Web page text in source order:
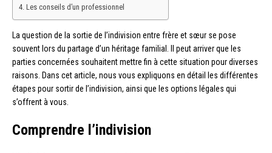
Les conseils d’un professionnel
La question de la sortie de l’indivision entre frère et sœur se pose
souvent lors du partage d’un héritage familial. Il peut arriver que les
parties concernées souhaitent mettre fin à cette situation pour diverses
raisons. Dans cet article, nous vous expliquons en détail les différentes
étapes pour sortir de l’indivision, ainsi que les options légales qui
s’offrent à vous.
Comprendre l’indivision